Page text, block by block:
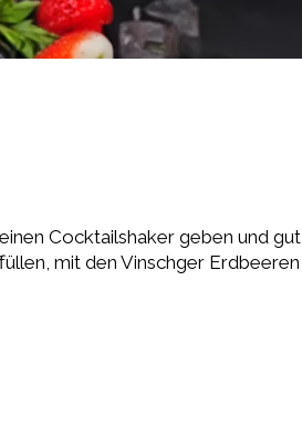
Cocktailshaker geben und gut
mit den Vinschger Erdbeeren